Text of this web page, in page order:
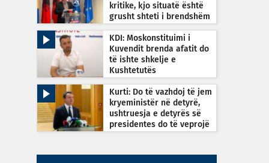
kritike, kjo situatë është
grusht shteti i brendshëm
KDI: Moskonstituimi i
Kuvendit brenda afatit do
të ishte shkelje e
Kushtetutës
Kurti: Do të vazhdoj të jem
kryeministër në detyrë,
ushtruesja e detyrës së
presidentes do të veprojë